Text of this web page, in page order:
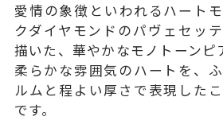
愛情の象徴といわれるハート
クダイヤモンドのパヴェセッ
描いた、華やかなモノトーンピ
柔らかな雰囲気のハートを、
ルムと程よい厚さで表現した
です。